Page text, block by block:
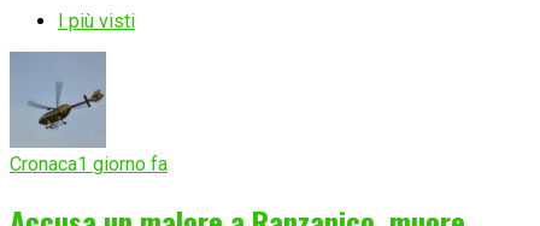
I più visti
Cronaca1 giorno fa